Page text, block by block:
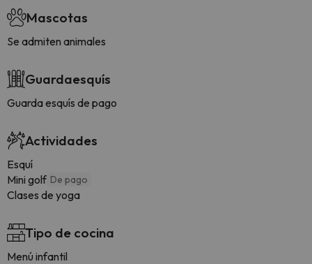
Mascotas
Se admiten animales
Guardaesquís
Guarda esquís de pago
Actividades
Esquí
Mini golf De pago
Clases de yoga
Tipo de cocina
Menú infantil